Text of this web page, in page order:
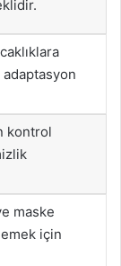
adaptasyon
kontrol
maske
için